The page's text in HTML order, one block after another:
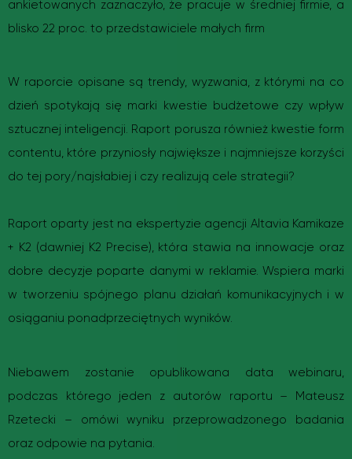
ankietowanych zaznaczyło, że pracuje w średniej firmie, a
blisko 22 proc. to przedstawiciele małych firm
W raporcie opisane są trendy, wyzwania, z którymi na co
dzień spotykają się marki kwestie budżetowe czy wpływ
sztucznej inteligencji. Raport porusza również kwestie form
contentu, które przyniosły największe i najmniejsze korzyści
do tej pory/najsłabiej i czy realizują cele strategii?
Raport oparty jest na ekspertyzie agencji Altavia Kamikaze
+ K2 (dawniej K2 Precise), która stawia na innowacje oraz
dobre decyzje poparte danymi w reklamie. Wspiera marki
w tworzeniu spójnego planu działań komunikacyjnych i w
osiąganiu ponadprzeciętnych wyników.
Niebawem zostanie opublikowana data webinaru,
podczas którego jeden z autorów raportu – Mateusz
Rzetecki – omówi wyniku przeprowadzonego badania
oraz odpowie na pytania.